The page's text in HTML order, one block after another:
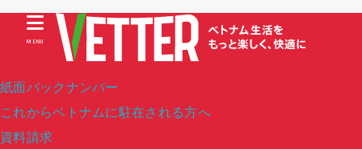
紙面バックナンバー
これからベトナムに駐在される方へ
資料請求
MENU